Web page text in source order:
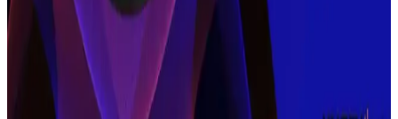
Suya dayanıklı yüzme kulaklıkları, yüksek su geçirmezlik
sertifikaları ve ergonomik tasarımlarıyla güvenli ve konforlu yüzme
deneyimi sunar. Doğru model seçimi önemlidir.
Kablosuz Mouse Seçimi ve Kullanımında Dikkat
Edilmesi Gerekenler